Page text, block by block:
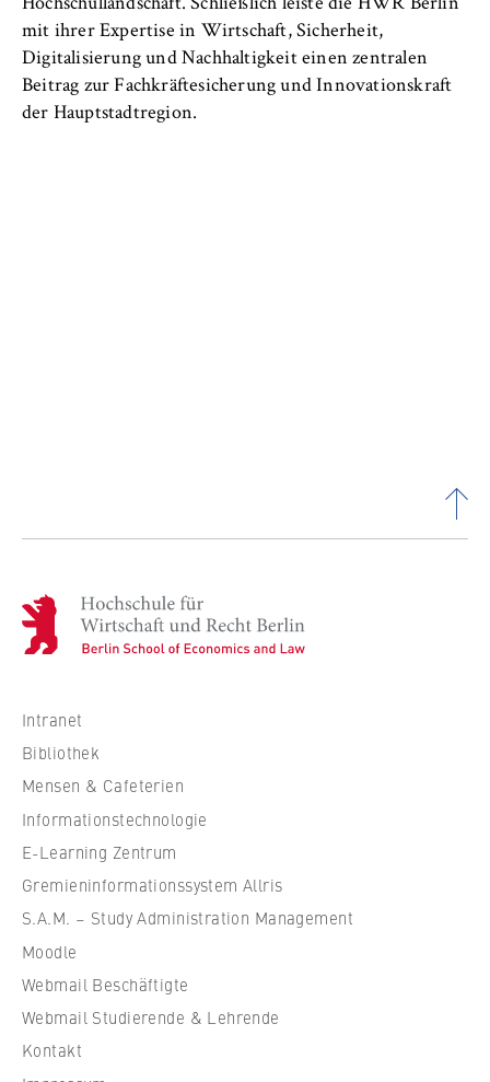
Hochschullandschaft. Schließlich leiste die HWR Berlin
mit ihrer Expertise in Wirtschaft, Sicherheit,
Digitalisierung und Nachhaltigkeit einen zentralen
Beitrag zur Fachkräftesicherung und Innovationskraft
der Hauptstadtregion.
H
o
c
s
c
u
l
e
f
i
r
t
Intranet
Bibliothek
Mensen & Cafeterien
Informationstechnologie
E-Learning Zentrum
Gremieninformationssystem Allris
S.A.M. – Study Administration Management
Moodle
Webmail Beschäftigte
Webmail Studierende & Lehrende
Kontakt